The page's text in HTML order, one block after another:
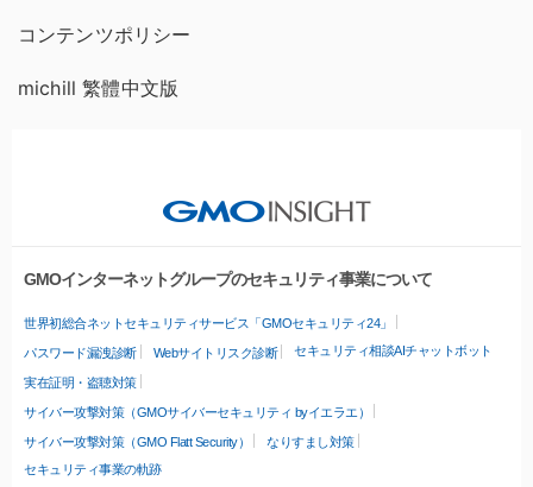
コンテンツポリシー
michill 繁體中文版
GMOインターネットグループのセキュリティ事業について
世界初総合ネットセキュリティサービス「GMOセキュリティ24」
パスワード漏洩診断 Webサイトリスク診断 セキュリティ相談AIチャットボット
実在証明・盗聴対策
サイバー攻撃対策（GMOサイバーセキュリティ byイエラエ）
サイバー攻撃対策（GMO Flatt Security）
なりすまし対策
セキュリティ事業の軌跡